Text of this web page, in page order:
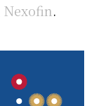
Nexofin.